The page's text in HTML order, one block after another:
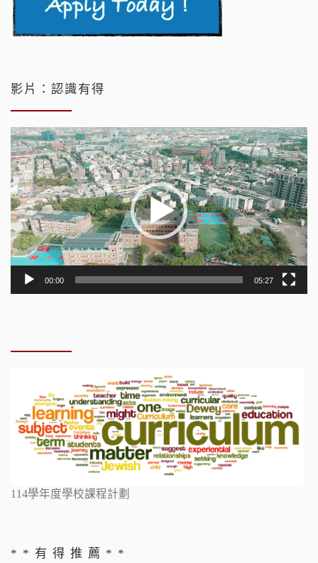
影片：認識有得
視
訊
播
放
器
00:00 05:27
114學年度學校課程計劃
* * 有 得 推 薦 * *